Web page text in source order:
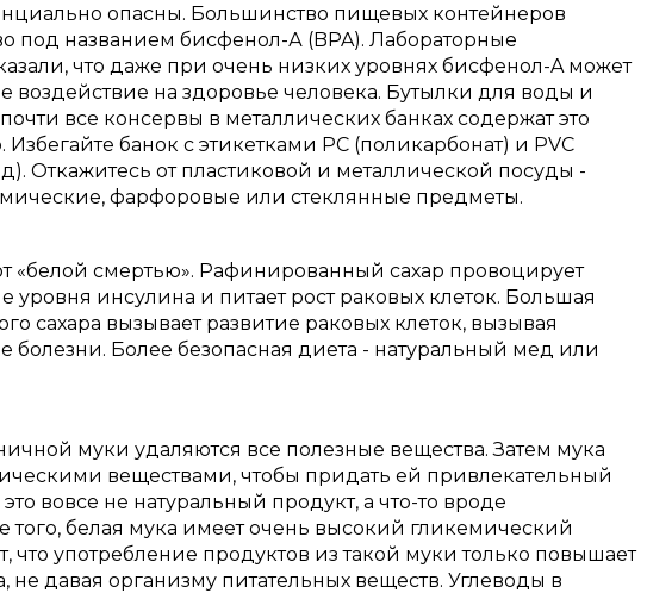
опасны. Большинство пищевых контейнеров
под названием бисфенол-А (BPA). Лабораторные
что даже при очень низких уровнях бисфенол-A может
воздействие на здоровье человека. Бутылки для воды и
все консервы в металлических банках содержат это
Избегайте банок с этикетками PC (поликарбонат) и PVC
Откажитесь от пластиковой и металлической посуды -
фарфоровые или стеклянные предметы.
«белой смертью». Рафинированный сахар провоцирует
уровня инсулина и питает рост раковых клеток. Большая
сахара вызывает развитие раковых клеток, вызывая
болезни. Более безопасная диета - натуральный мед или
муки удаляются все полезные вещества.Затем мука
веществами, чтобы придать ей привлекательный
вовсе не натуральный продукт, а что-то вроде
того, белая мука имеет очень высокий гликемический
что употребление продуктов из такой муки только повышает
не давая организму питательных веществ. Углеводы в